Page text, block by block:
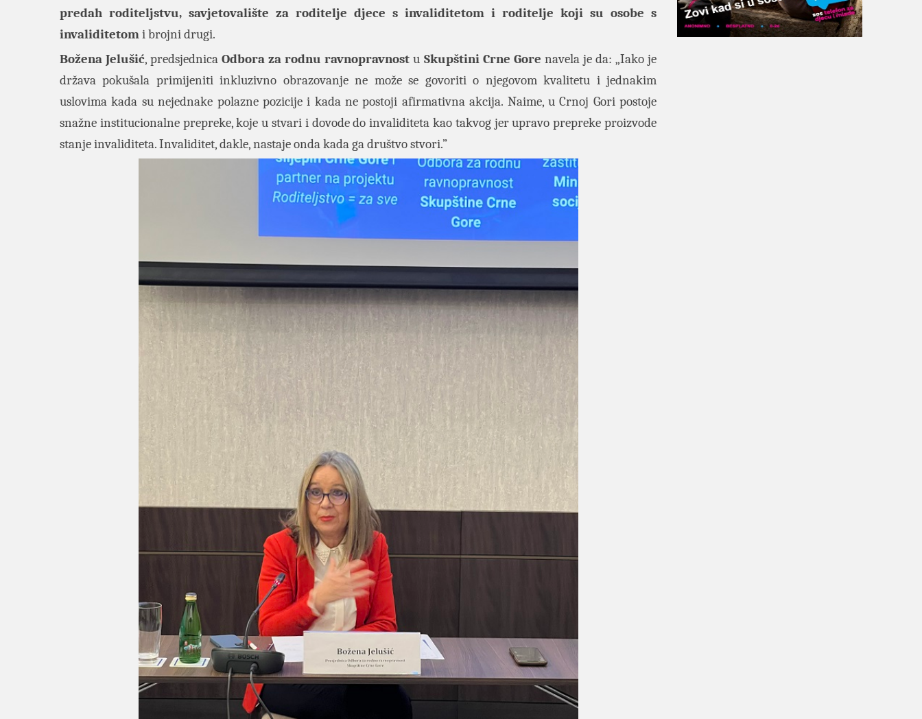
predah roditeljstvu, savjetovalište za roditelje djece s invaliditetom i roditelje koji su osobe s
invaliditetomi brojni drugi.
Božena Jelušić, predsjednicaOdbora za rodnu ravnopravnost u Skupštini Crne Gore navela je da: „Iako je
država pokušala primijeniti inkluzivno obrazovanje ne može se govoriti o njegovom kvalitetu i jednakim
uslovima kada su nejednake polazne pozicije i kada ne postoji afirmativna akcija. Naime, u Crnoj Gori postoje
snažne institucionalne prepreke, koje u stvari i dovode do invaliditeta kao takvog jer upravo prepreke proizvode
stanje invaliditeta. Invaliditet, dakle, nastaje onda kada ga društvo stvori.”